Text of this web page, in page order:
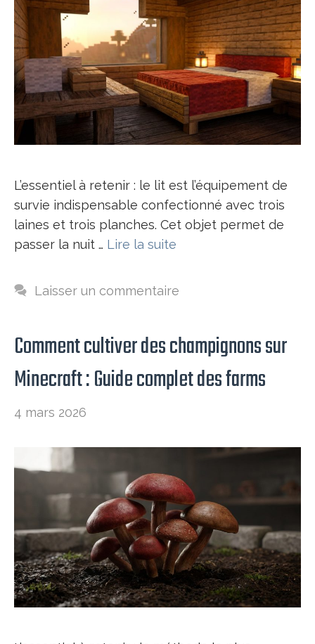
L’essentiel à retenir : le lit est l’équipement de
survie indispensable confectionné avec trois
laines et trois planches. Cet objet permet de
passer la nuit … Lire la suite
Laisser un commentaire
Comment cultiver des champignons sur
Minecraft : Guide complet des farms
4 mars 2026